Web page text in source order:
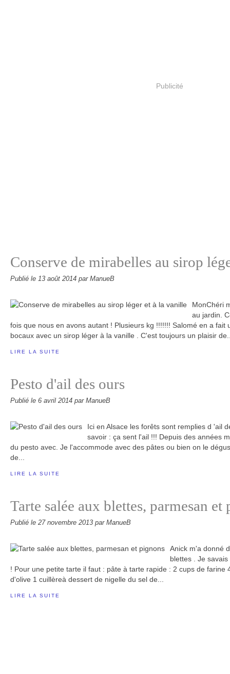
Publicité
Conserve de mirabelles au sirop
Publié le 13 août 2014 par ManueB
MonChéri
au jardin.
fois que nous en avons autant ! Plusieurs kg !!!!!!! Salomé en a fait
bocaux avec un sirop léger à la vanille . C'est toujours un plaisir
LIRE LA SUITE
Pesto d'ail des ours
Publié le 6 avril 2014 par ManueB
Ici en Alsace les forêts sont remplies d 'ail
savoir : ça sent l'ail !!! Depuis des années
du pesto avec. Je l'accommode avec des pâtes ou bien on le
de...
LIRE LA SUITE
Tarte salée aux blettes, parmesan et
Publié le 27 novembre 2013 par ManueB
Anick m'a donné
blettes . Je
! Pour une petite tarte il faut : pâte à tarte rapide : 2 cups de farine
d'olive 1 cuillèreà dessert de nigelle du sel de...
LIRE LA SUITE